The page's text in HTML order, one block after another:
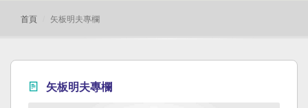
首頁 矢板明夫專欄
矢板明夫專欄